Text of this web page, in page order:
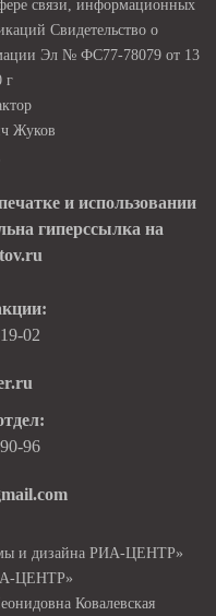
связи, информационных
Свидетельство о
Эл № ФС77-78079 от 13
г
Жуков
и использовании
гиперссылка на
02
96
и дизайна РИА-ЦЕНТР»
ЦЕНТР»
Ковалевская